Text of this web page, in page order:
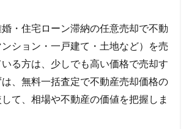
・住宅ローン滞納の任意売却で不動
ション・一戸建て・土地など）を売
る方は、少しでも高い価格で売却す
、無料一括査定で不動産売却価格の
て、相場や不動産の価値を把握しま